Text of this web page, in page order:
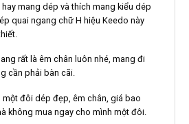
mang dép và thích mang kiểu dép
quai ngang chữ H hiệu Keedo này
rất là êm chân luôn nhé, mang đi
cần phải bàn cãi.
đôi dép đẹp, êm chân, giá bao
không mua ngay cho mình một đôi.